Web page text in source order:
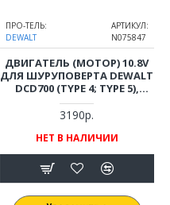
ПРО-ТЕЛЬ:
DEWALT
АРТИКУЛ:
N075847
ДВИГАТЕЛЬ (МОТОР) 10.8V
ДЛЯ ШУРУПОВЕРТА DEWALT
DCD700 (TYPE 4; TYPE 5),
DCD710 (TYPE 1, ДО 2012.20)
3190р.
НЕТ В НАЛИЧИИ